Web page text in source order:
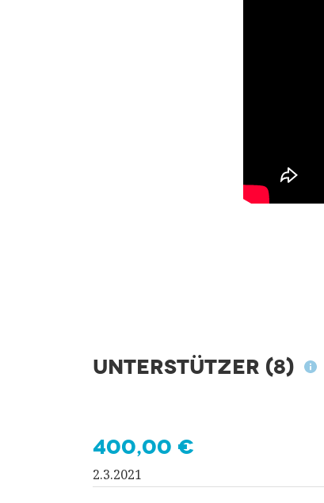
Unterstützer (8)
400,00 €
2.3.2021